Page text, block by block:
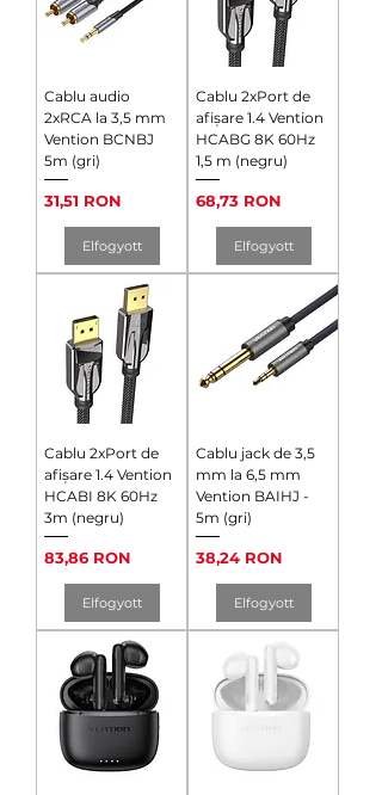
Cablu audio
2xRCA la 3,5 mm
Vention BCNBJ
5m (gri)
Ár
31,51 RON
Elfogyott
Cablu 2xPort de
afișare 1.4 Vention
HCABG 8K 60Hz
1,5 m (negru)
Ár
68,73 RON
Elfogyott
Cablu 2xPort de
afișare 1.4 Vention
HCABI 8K 60Hz
3m (negru)
Ár
83,86 RON
Elfogyott
Cablu jack de 3,5
mm la 6,5 mm
Vention BAIHJ -
5m (gri)
Ár
38,24 RON
Elfogyott